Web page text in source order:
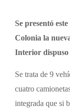
Se presentó
Colonia la
Interior
Se trata de 9
cuatro
integrada que si